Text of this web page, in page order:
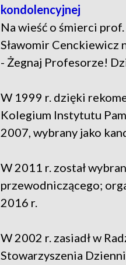
kondolencyjnej
Na wieść o śmierci
Sławomir Cenckiewicz
- Żegnaj Profesorze!
W 1999 r. dzięki
Kolegium Instytutu
2007, wybrany jako
W 2011 r. został
przewodniczącego;
2016 r.
W 2002 r. zasiadł w
Stowarzyszenia